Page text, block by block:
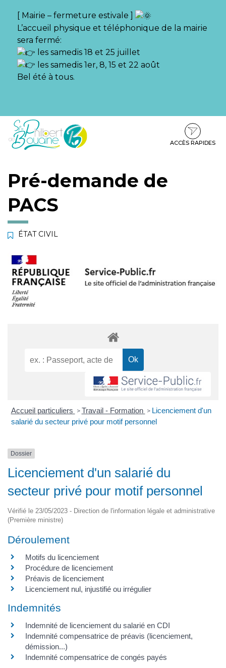
[ Mairie – fermeture estivale ]
L’accueil physique et téléphonique de la mairie
sera fermé:
les samedis 18 et 25 juillet
les samedis 1er, 8, 15 et 22 août
Bel été à tous.
Aller
Aller
contenu
Aller
pied
ACCÈS RAPIDES
Pré-demande de
PACS
ÉTAT CIVIL
Accueil particuliers > Travail - Formation > Licenciement d'un
salarié du secteur privé pour motif personnel
Dossier
Licenciement d'un salarié du
secteur privé pour motif personnel
Vérifié le 23/05/2023 - Direction de l'information légale et administrative
(Première ministre)
Déroulement
Motifs du licenciement
Procédure de licenciement
Préavis de licenciement
Licenciement nul, injustifié ou irrégulier
Indemnités
Indemnité de licenciement du salarié en CDI
Indemnité compensatrice de préavis (licenciement,
démission...)
Indemnité compensatrice de congés payés